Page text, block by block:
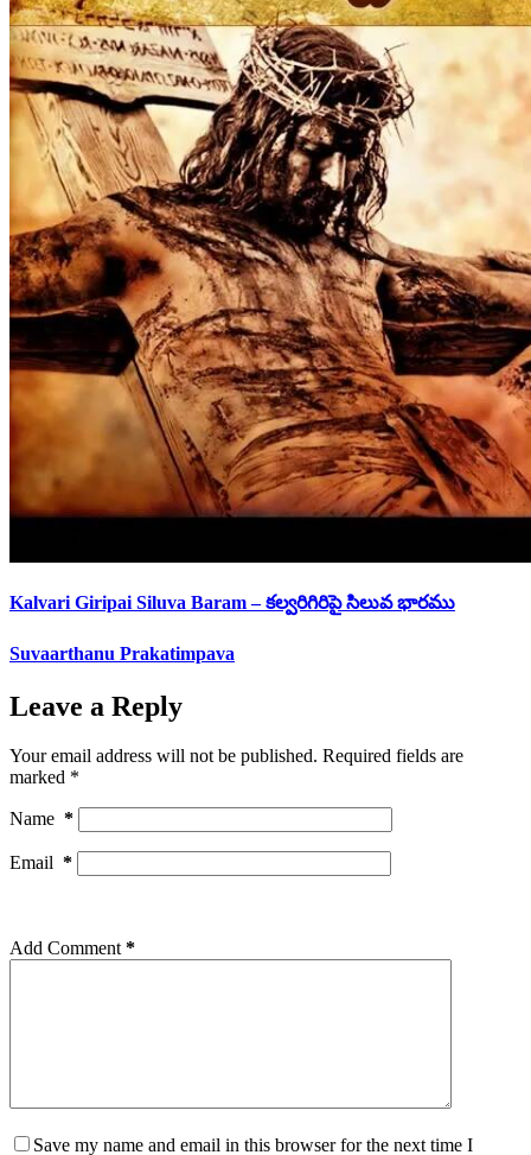
Kalvari Giripai Siluva Baram – కల్వరిగిరిపై సిలువ భారము
Suvaarthanu Prakatimpava
Leave a Reply
Your email address will not be published. Required fields are
marked *
Name *
Email *
Add Comment*
Save my name and email in this browser for the next time I